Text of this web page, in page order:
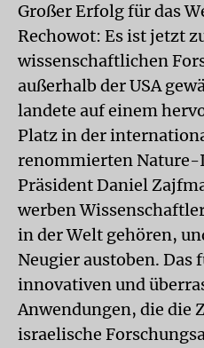
Großer Erfolg für das
Rechowot: Es ist jetzt
wissenschaftlichen
außerhalb der USA
landete auf einem
Platz in der
renommierten
Präsident Daniel
werben
in der Welt gehören,
Neugier austoben.
innovativen und
Anwendungen, die die
israelische